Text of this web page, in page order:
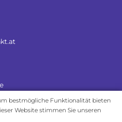
bestmögliche Funktionalität bieten
Website stimmen Sie unseren